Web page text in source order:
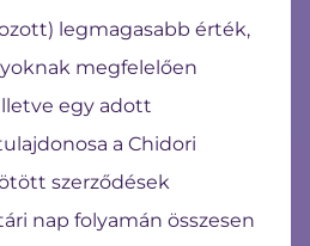
legmagasabb érték,
megfelelően
egy adott
a Chidori
szerződések
nap folyamán összesen